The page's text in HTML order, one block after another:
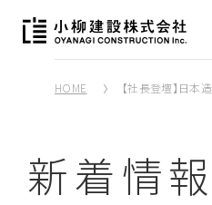
HOME 【社長登壇】日
新着情報